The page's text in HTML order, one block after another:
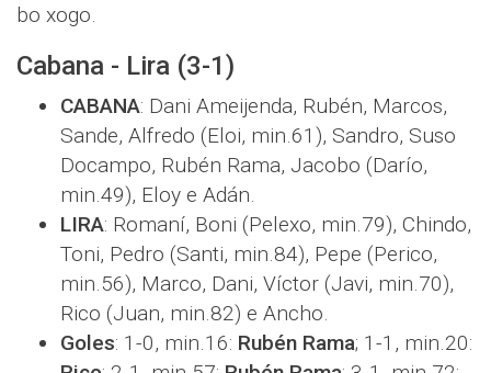
bo xogo.
Cabana - Lira (3-1)
CABANA: Dani Ameijenda, Rubén, Marcos,
Sande, Alfredo (Eloi, min.61), Sandro, Suso
Docampo, Rubén Rama, Jacobo (Darío,
min.49), Eloy e Adán.
LIRA: Romaní, Boni (Pelexo, min.79), Chindo,
Toni, Pedro (Santi, min.84), Pepe (Perico,
min.56), Marco, Dani, Víctor (Javi, min.70),
Rico (Juan, min.82) e Ancho.
Goles: 1-0, min.16: Rubén Rama; 1-1, min.20: